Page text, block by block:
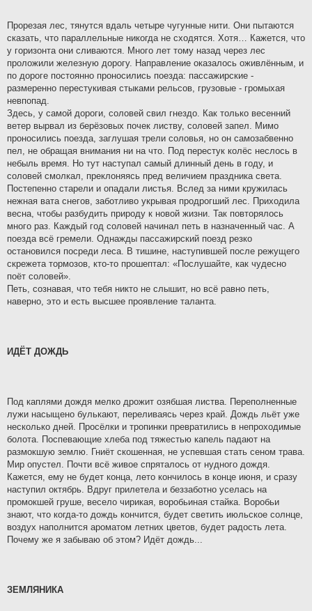
Прорезая лес, тянутся вдаль четыре чугунные нити. Они пытаются
сказать, что параллельные никогда не сходятся. Хотя… Кажется, что
у горизонта они сливаются. Много лет тому назад через лес
проложили железную дорогу. Направление оказалось оживлённым, и
по дороге постоянно проносились поезда: пассажирские -
размеренно перестукивая стыками рельсов, грузовые - громыхая
невпопад.
Здесь, у самой дороги, соловей свил гнездо. Как только весенний
ветер вырвал из берёзовых почек листву, соловей запел. Мимо
проносились поезда, заглушая трели соловья, но он самозабвенно
пел, не обращая внимания ни на что. Под перестук колёс неслось в
небыль время. Но тут наступал самый длинный день в году, и
соловей смолкал, преклоняясь пред величием праздника света.
Постепенно старели и опадали листья. Вслед за ними кружилась
нежная вата снегов, заботливо укрывая продрогший лес. Приходила
весна, чтобы разбудить природу к новой жизни. Так повторялось
много раз. Каждый год соловей начинал петь в назначенный час. А
поезда всё гремели. Однажды пассажирский поезд резко
остановился посреди леса. В тишине, наступившей после режущего
скрежета тормозов, кто-то прошептал: «Послушайте, как чудесно
поёт соловей».
Петь, сознавая, что тебя никто не слышит, но всё равно петь,
наверно, это и есть высшее проявление таланта.
ИДЁТ ДОЖДЬ
Под каплями дождя мелко дрожит озябшая листва. Переполненные
лужи насыщено булькают, переливаясь через край. Дождь льёт уже
несколько дней. Просёлки и тропинки превратились в непроходимые
болота. Поспевающие хлеба под тяжестью капель падают на
размокшую землю. Гниёт скошенная, не успевшая стать сеном трава.
Мир опустел. Почти всё живое спряталось от нудного дождя.
Кажется, ему не будет конца, лето кончилось в конце июня, и сразу
наступил октябрь. Вдруг прилетела и беззаботно уселась на
промокшей груше, весело чирикая, воробьиная стайка. Воробьи
знают, что когда-то дождь кончится, будет светить июльское солнце,
воздух наполнится ароматом летних цветов, будет радость лета.
Почему же я забываю об этом? Идёт дождь...
ЗЕМЛЯНИКА